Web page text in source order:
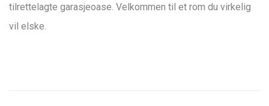
tilrettelagte garasjeoase. Velkommen til et rom du virkelig
vil elske.